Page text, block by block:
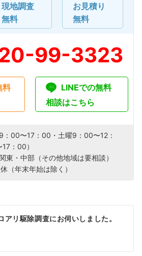
現地調査
無料
お見積り
無料
99-3323
料
LINEでの無料
相談はこちら
：00〜17：00・土曜9：00〜12：
：00）
東・中部（その他地域は要相談）
（年末年始は除く）
アリ駆除調査にお伺いしました。